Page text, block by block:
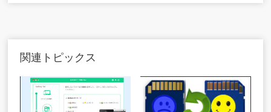
関連トピックス